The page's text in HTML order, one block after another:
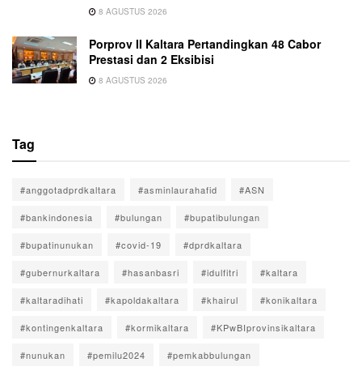
8 AGUSTUS 2026
Porprov II Kaltara Pertandingkan 48 Cabor
Prestasi dan 2 Eksibisi
8 AGUSTUS 2026
Tag
#anggotadprdkaltara #asminlaurahafid #ASN
#bankindonesia #bulungan #bupatibulungan
#bupatinunukan #covid-19 #dprdkaltara
#gubernurkaltara #hasanbasri #idulfitri #kaltara
#kaltaradihati #kapoldakaltara #khairul #konikaltara
#kontingenkaltara #kormikaltara #KPwBIprovinsikaltara
#nunukan #pemilu2024 #pemkabbulungan